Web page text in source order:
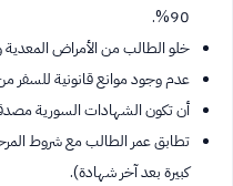
90%.
خلو الطالب من الأمراض المعدية
عدم وجود موانع قانونية للسفر
أن تكون الشهادات السورية
تطابق عمر الطالب مع شروط
كبيرة بعد آخر شهادة).